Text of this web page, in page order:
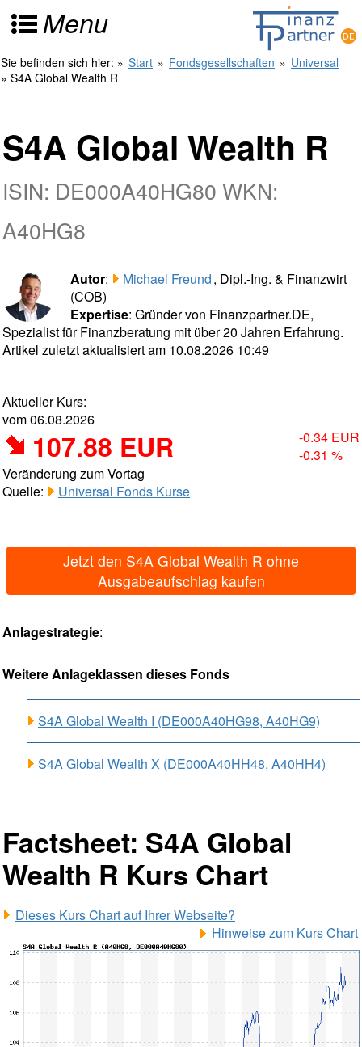
Menu
Sie befinden sich hier: » Start » Fondsgesellschaften » Universal
» S4A Global Wealth R
S4A Global Wealth R
ISIN: DE000A40HG80 WKN:
A40HG8
Autor: Michael Freund, Dipl.-Ing. & Finanzwirt
(COB)
Expertise: Gründer von Finanzpartner.DE,
Spezialist für Finanzberatung mit über 20 Jahren Erfahrung.
Artikel zuletzt aktualisiert am 10.08.2026 10:49
Aktueller Kurs:
vom 06.08.2026
107.88 EUR
-0.34 EUR
-0.31 %
Veränderung zum Vortag
Quelle:
Universal Fonds Kurse
Jetzt den S4A Global Wealth R ohne
Ausgabeaufschlag kaufen
Anlagestrategie:
Weitere Anlageklassen dieses Fonds
S4A Global Wealth I (DE000A40HG98, A40HG9)
S4A Global Wealth X (DE000A40HH48, A40HH4)
Factsheet: S4A Global
Wealth R Kurs Chart
Dieses Kurs Chart auf Ihrer Webseite?
Hinweise zum Kurs Chart